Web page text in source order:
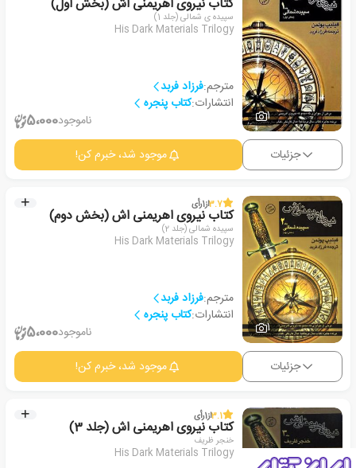
1
کتاب نیروی اهریمنی اش (بخش اول)
سپیده ی شمالی (جلد 1)
His Dark Materials Trilogy
مترجم:فرزاد فربد
انتشارات:کتاب پنجره‏‫
ناموجود5،000
جزئیات موجود شد، خبرم کن!
1
3.7از1رأی
کتاب نیروی اهریمنی اش (بخش دوم)
سپیده شمالی (جلد 2)
His Dark Materials Trilogy
مترجم:فرزاد فربد
انتشارات:کتاب پنجره‏‫
ناموجود5،000
جزئیات موجود شد، خبرم کن!
3.1از1رأی
کتاب نیروی اهریمنی اش (جلد 3)
خنجر ظریف
His Dark Materials Trilogy